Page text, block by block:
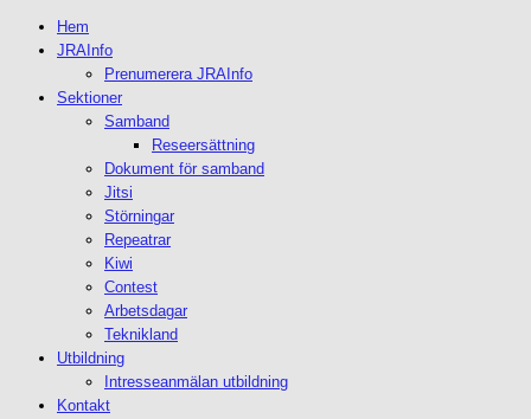
Hem
JRAInfo
Prenumerera JRAInfo
Sektioner
Samband
Reseersättning
Dokument för samband
Jitsi
Störningar
Repeatrar
Kiwi
Contest
Arbetsdagar
Teknikland
Utbildning
Intresseanmälan utbildning
Kontakt